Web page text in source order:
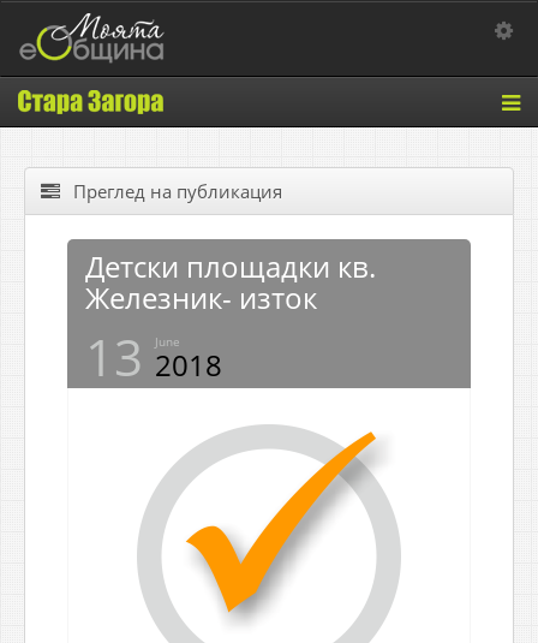
Преглед на публикация
Детски площадки кв.
Железник- изток
13 June
2018